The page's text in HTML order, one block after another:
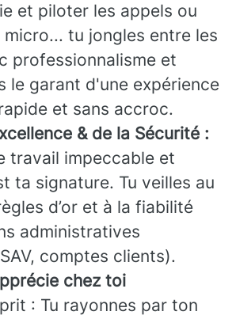
et piloter les appels ou
micro... tu jongles entre les
professionnalisme et
le garant d'une expérience
et sans accroc.
& de la Sécurité :
travail impeccable et
ta signature. Tu veilles au
d’or et à la fiabilité
administratives
comptes clients).
chez toi
: Tu rayonnes par ton